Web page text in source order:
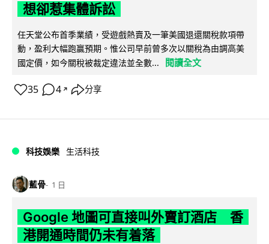
想卻惹集體訴訟
任天堂公布首季業績，受遊戲熱賣及一筆美國退還關稅款項帶
動，盈利大幅跑贏預期。惟公司早前曾多次以關稅為由調高美
國定價，如今關稅被裁定違法並全數...
閱讀全文
35 4 ↗ 分享
科技娛樂 生活科技
藍骨 1 日
Google 地圖可直接叫外賣訂酒店 香
港開通時間仍未有着落